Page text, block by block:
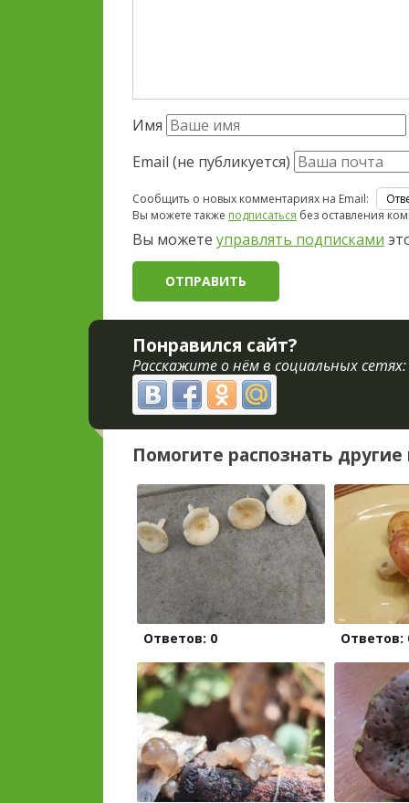
Имя
Email (не публикуется)
Сообщить о новых комментариях на Email:
Вы можете также подписаться без оставления
Вы можете управлять подписками
Понравился сайт?
Расскажите о нём в социальных сетях:
Помогите распознать другие
Ответов: 0 Ответов: